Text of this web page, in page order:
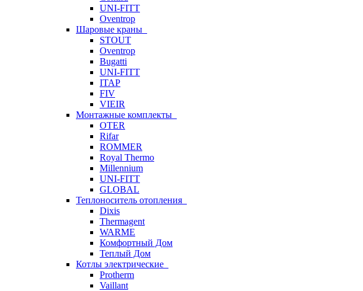
UNI-FITT
Oventrop
Шаровые краны
STOUT
Oventrop
Bugatti
UNI-FITT
ITAP
FIV
VIEIR
Монтажные комплекты
OTER
Rifar
ROMMER
Royal Thermo
Millennium
UNI-FITT
GLOBAL
Теплоноситель отопления
Dixis
Thermagent
WARME
Комфортный Дом
Теплый Дом
Котлы электрические
Protherm
Vaillant